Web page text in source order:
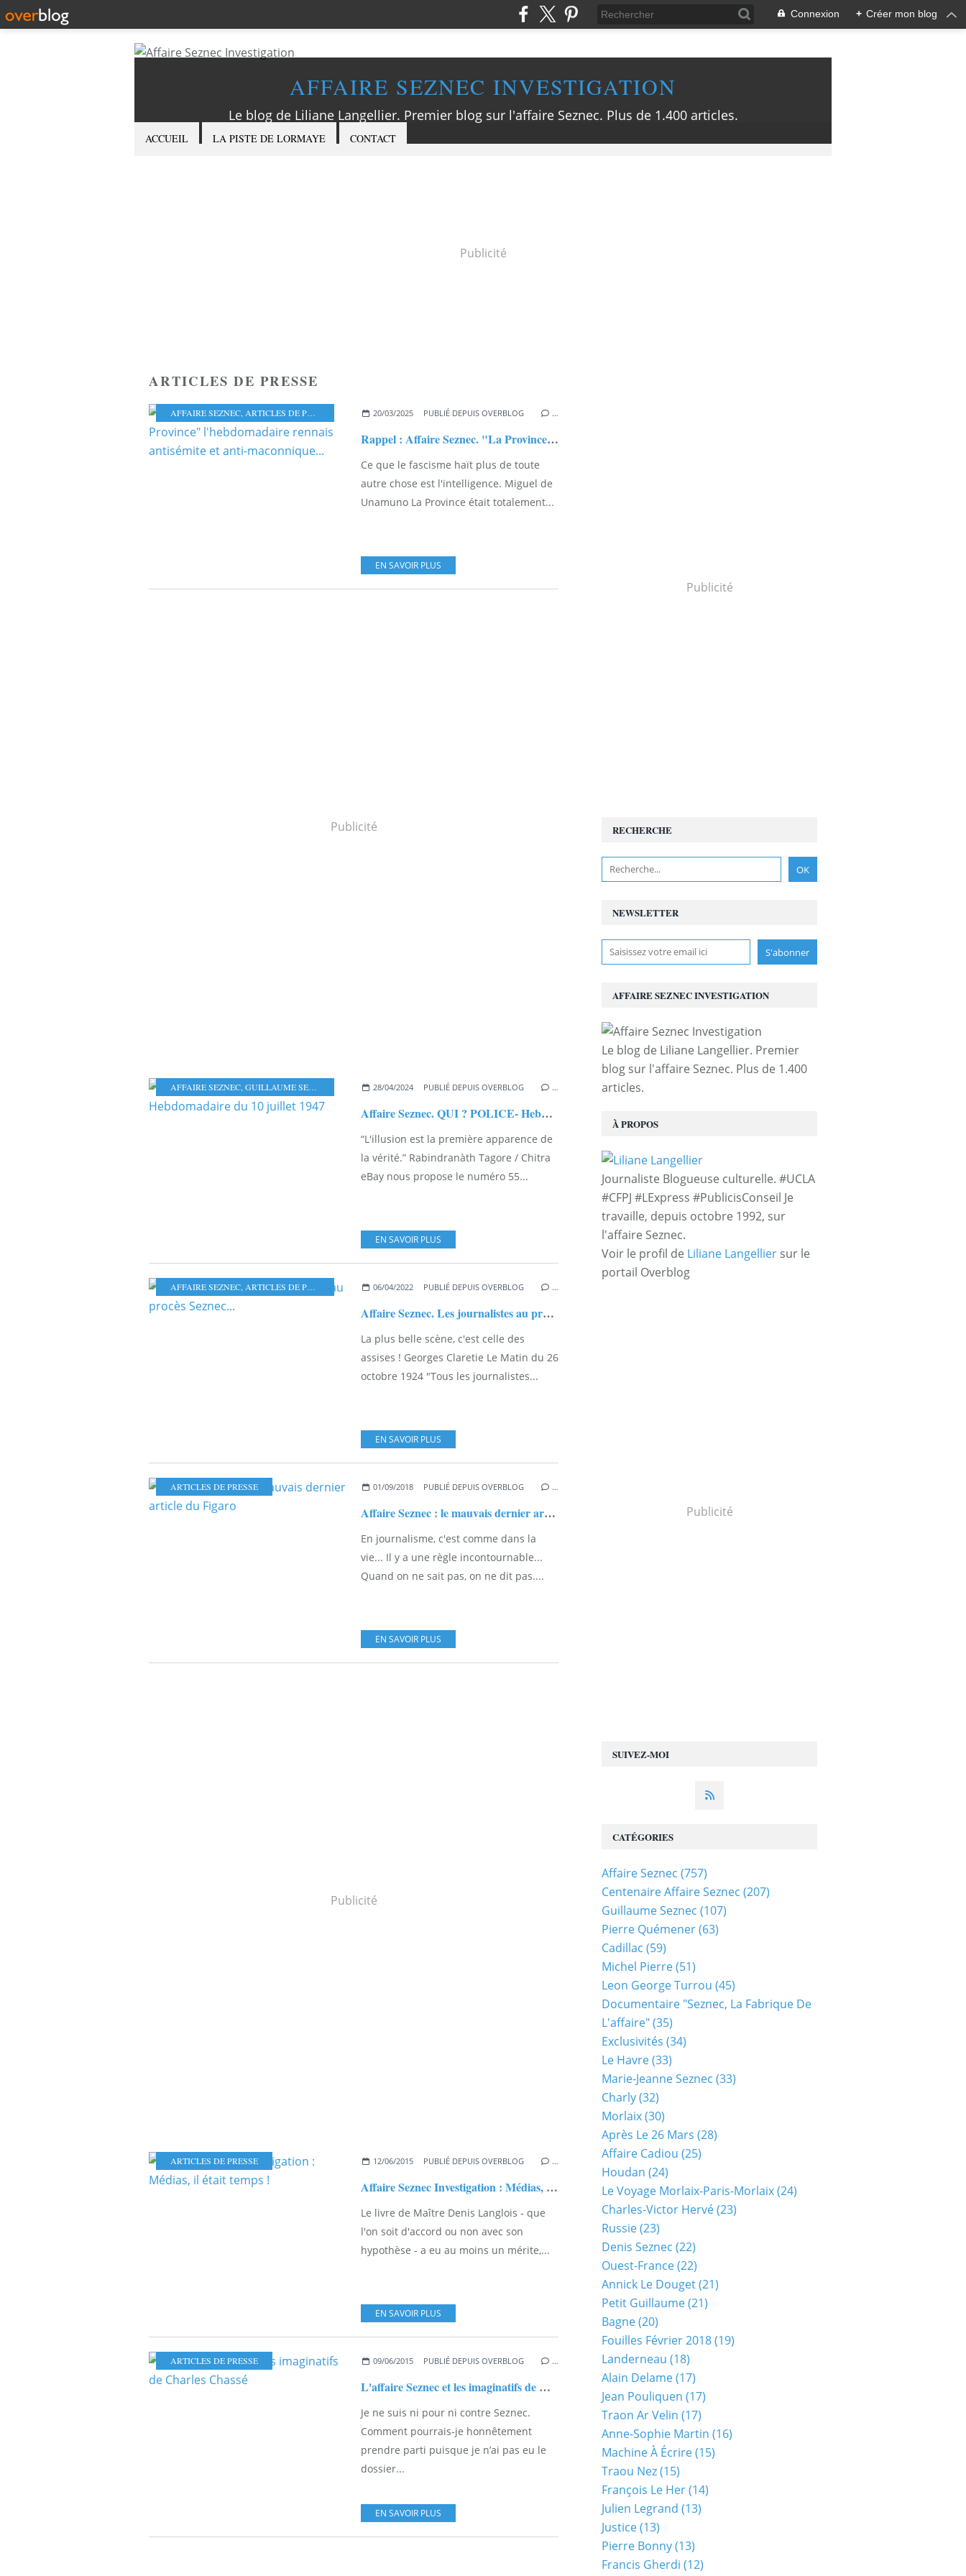
Connexion + Créer mon blog
AFFAIRE SEZNEC INVESTIGATION
Le blog de Liliane Langellier. Premier blog sur l'affaire Seznec. Plus de 1.400 articles.
ACCUEIL LA PISTE DE LORMAYE CONTACT
Publicité
ARTICLES DE PRESSE
AFFAIRE SEZNEC, ARTICLES DE PRESSE ANNICK LE DOUGET ,MICHEL PIERRE
20/03/2025 PUBLIÉ DEPUIS OVERBLOG …
Rappel : Affaire Seznec. "La Province" l'hebdomadaire rennais antisémite et anti-maconnique...
Ce que le fascisme haït plus de toute
autre chose est l'intelligence. Miguel de
Unamuno La Province était totalement...
EN SAVOIR PLUS
Publicité
AFFAIRE SEZNEC, GUILLAUME SEZNEC ARTICLES DE PRESSE
28/04/2024 PUBLIÉ DEPUIS OVERBLOG …
Affaire Seznec. QUI ? POLICE- Hebdomadaire du 10 juillet 1947
“L'illusion est la première apparence de
la vérité.” Rabindranàth Tagore / Chitra
eBay nous propose le numéro 55...
EN SAVOIR PLUS
AFFAIRE SEZNEC, ARTICLES DE PRESSE 06/04/2022 PUBLIÉ DEPUIS OVERBLOG …
Affaire Seznec. Les journalistes au procès Seznec...
La plus belle scène, c'est celle des
assises ! Georges Claretie Le Matin du 26
octobre 1924 "Tous les journalistes...
EN SAVOIR PLUS
ARTICLES DE PRESSE 01/09/2018 PUBLIÉ DEPUIS OVERBLOG …
Affaire Seznec : le mauvais dernier article du Figaro
En journalisme, c'est comme dans la
vie... Il y a une règle incontournable...
Quand on ne sait pas, on ne dit pas....
EN SAVOIR PLUS
Publicité
ARTICLES DE PRESSE 12/06/2015 PUBLIÉ DEPUIS OVERBLOG …
Affaire Seznec Investigation : Médias, il était temps !
Le livre de Maître Denis Langlois - que
l'on soit d'accord ou non avec son
hypothèse - a eu au moins un mérite,...
EN SAVOIR PLUS
ARTICLES DE PRESSE 09/06/2015 PUBLIÉ DEPUIS OVERBLOG …
L'affaire Seznec et les imaginatifs de Charles Chassé
Je ne suis ni pour ni contre Seznec.
Comment pourrais-je honnêtement
prendre parti puisque je n’ai pas eu le
dossier...
EN SAVOIR PLUS
Publicité
NEWSLETTER
SUIVEZ-MOI
RECHERCHE
AFFAIRE SEZNEC INVESTIGATION
Le blog de Liliane Langellier. Premier
blog sur l'affaire Seznec. Plus de 1.400
articles.
À PROPOS
Journaliste Blogueuse culturelle. #UCLA
#CFPJ #LExpress #PublicisConseil Je
travaille, depuis octobre 1992, sur
l'affaire Seznec.
Voir le profil de Liliane Langellier sur le
portail Overblog
Publicité
CATÉGORIES
Affaire Seznec (757)
Centenaire Affaire Seznec (207)
Guillaume Seznec (107)
Pierre Quémener(63)
Cadillac (59)
Michel Pierre(51)
Leon George Turrou (45)
Documentaire "seznec, La Fabrique De
L'affaire"(35)
Exclusivités (34)
Le Havre(33)
Marie-Jeanne Seznec (33)
Charly(32)
Morlaix(30)
Après Le 26 Mars (28)
Affaire Cadiou (25)
Houdan (24)
Le Voyage Morlaix-Paris-Morlaix(24)
Charles-Victor Hervé(23)
Russie(23)
Denis Seznec (22)
Ouest-France(22)
Annick Le Douget(21)
Petit Guillaume(21)
Bagne(20)
Fouilles Février 2018(19)
Landerneau (18)
Alain Delame(17)
Jean Pouliquen (17)
Traon Ar Velin (17)
Anne-Sophie Martin (16)
Machine À Écrire(15)
Traou Nez(15)
François Le Her(14)
Julien Legrand (13)
Justice(13)
Pierre Bonny(13)
Francis Gherdi (12)